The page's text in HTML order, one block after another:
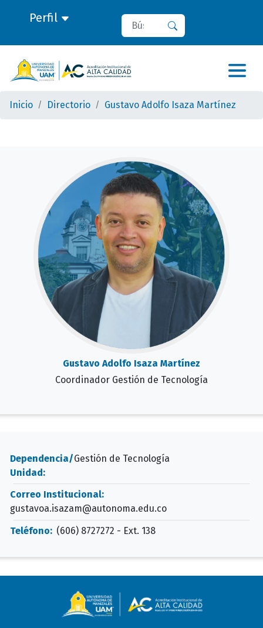
Perfil Buscar
Inicio Directorio Gustavo Adolfo Isaza Martínez
Gustavo Adolfo Isaza Martínez
Coordinador Gestión de Tecnología
Dependencia/
Unidad:
Gestión de Tecnología
Correo Institucional:
gustavoa.isazam@autonoma.edu.co
Teléfono: (606) 8727272 - Ext. 138